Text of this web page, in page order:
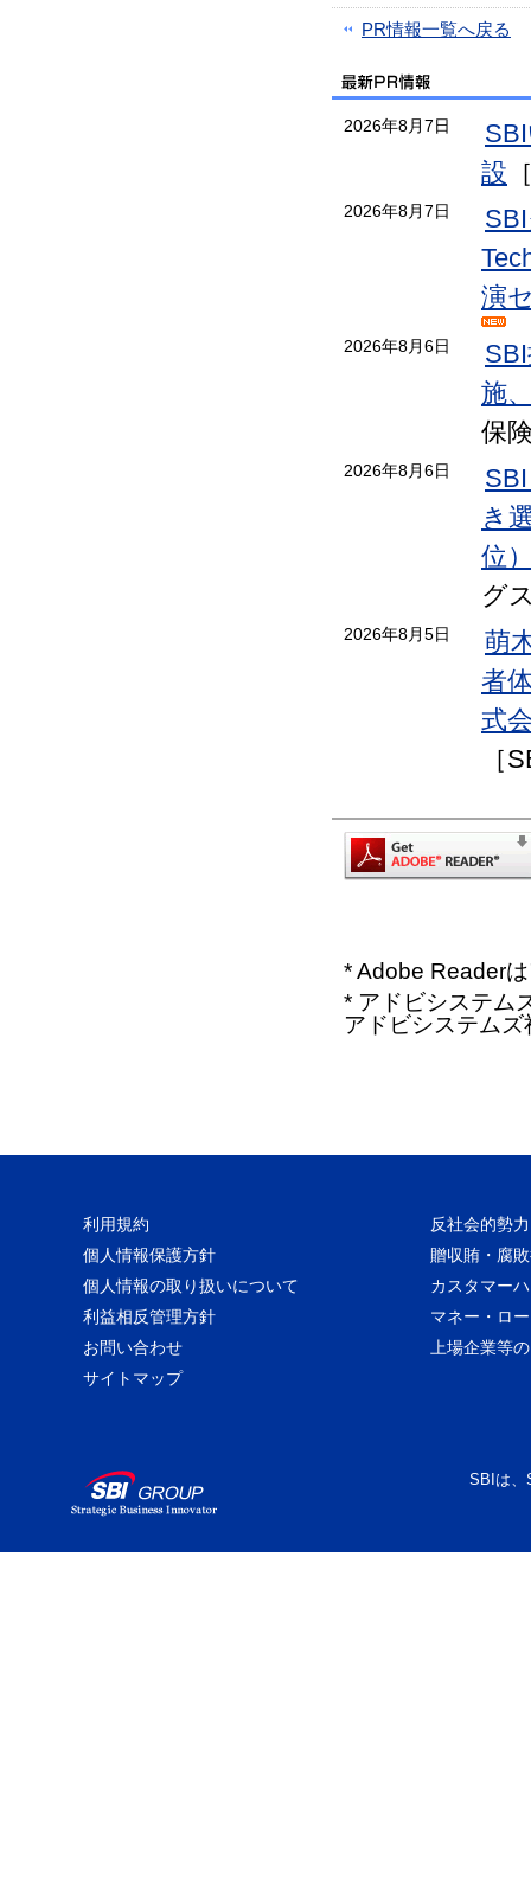
PR情報一覧へ戻る
2026年8月7日
設
2026年8月7日
演
2026年8月6日
施
保
2026年8月6日
き
位
グ
2026年8月5日
萌
者
式
［
* Adobe Reader
* アドビシステム
アドビシステム
利用規約
反社会的勢
個人情報保護方針
贈収賄・腐
個人情報の取り扱いについて
カスタマー
利益相反管理方針
マネー・ロ
お問い合わせ
上場企業等
サイトマップ
SBIは、